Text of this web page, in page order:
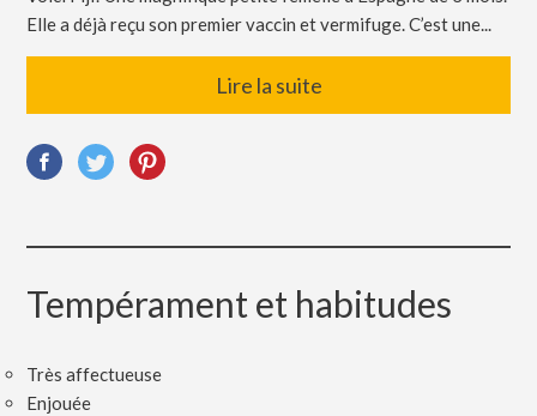
Elle a déjà reçu son premier vaccin et vermifuge. C’est une...
Lire la suite
Tempérament et habitudes
Très affectueuse
Enjouée